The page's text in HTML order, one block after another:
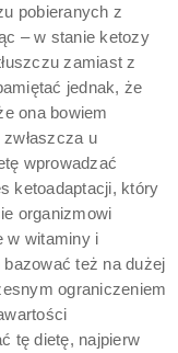
pobieranych z
– w stanie ketozy
zamiast z
jednak, że
ona bowiem
u
wprowadzać
ketoadaptacji, który
organizmowi
w witaminy i
bazować też na dużej
ograniczeniem
tę dietę, najpierw